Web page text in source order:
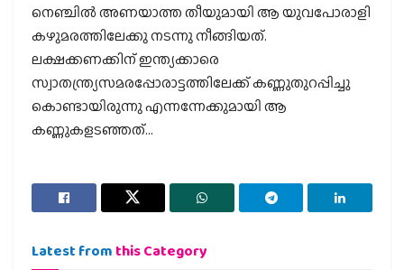
നെഞ്ചിൽ അണയാത്ത തീയുമായി ആ യുവപോരാളി
കഴുമരത്തിലേക്കു നടന്നു നീങ്ങിയത്.
ലക്ഷക്കണക്കിന് ഇന്ത്യക്കാരെ
സ്വാതന്ത്ര്യസമരപ്പോരാട്ടത്തിലേക്ക് കണ്ണുതുറപ്പിച്ചു
കൊണ്ടായിരുന്നു എന്നന്നേക്കുമായി ആ
കണ്ണുകളടഞ്ഞത്…
Latest from this Category